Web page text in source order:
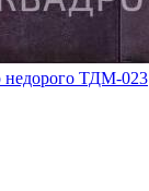
недорого ТДМ-023